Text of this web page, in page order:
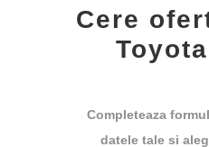
Cere
Completeaza
datele tale si